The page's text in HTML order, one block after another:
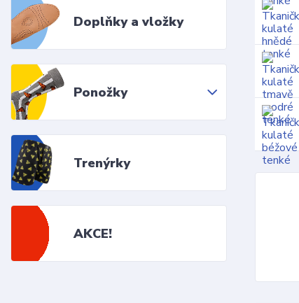
Doplňky a vložky
Ponožky
Trenýrky
AKCE!